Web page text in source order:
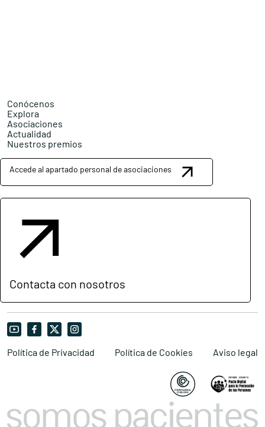
Conócenos
Explora
Asociaciones
Actualidad
Nuestros premios
Accede al apartado personal de asociaciones
Contacta con nosotros
Política de Privacidad Política de Cookies Aviso legal